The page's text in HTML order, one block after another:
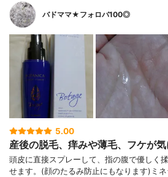
バドママ★フォロバ100◎
5.00
産後の脱毛、痒みや薄毛、フケが気
頭皮に直接スプレーして、指の腹で優しく
せます。(顔のたるみ防止にもなります)ミ